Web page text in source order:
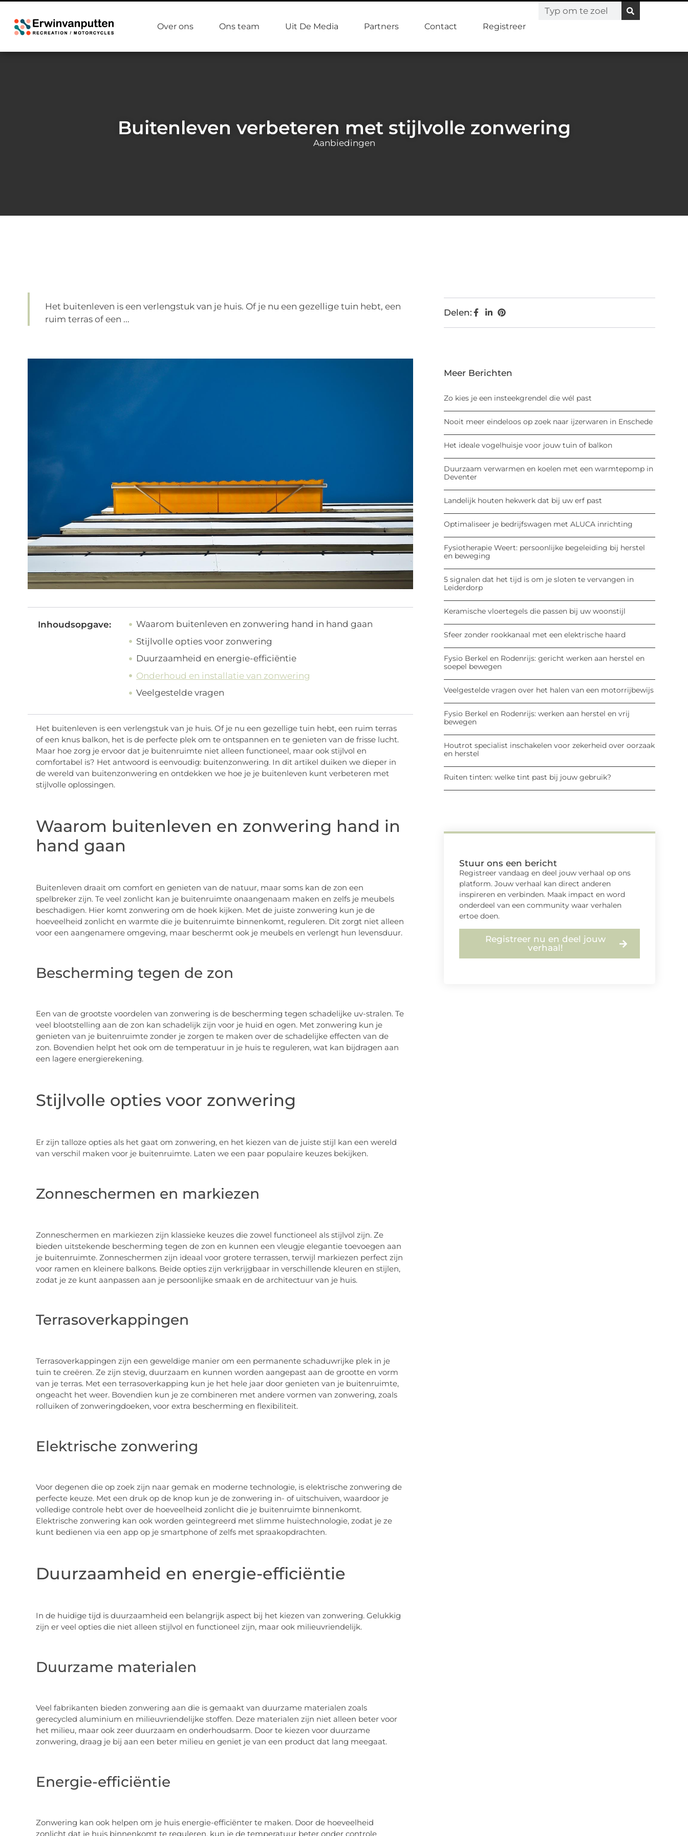
Over ons Ons team Uit De Media Partners Contact Registreer
Buitenleven verbeteren met stijlvolle zonwering
Aanbiedingen
Het buitenleven is een verlengstuk van je huis. Of je nu een gezellige tuin hebt, een
ruim terras of een ...
Inhoudsopgave:
Waarom buitenleven en zonwering hand in hand gaan
Stijlvolle opties voor zonwering
Duurzaamheid en energie-efficiëntie
Onderhoud en installatie van zonwering
Veelgestelde vragen
Het buitenleven is een verlengstuk van je huis. Of je nu een gezellige tuin hebt, een ruim terras
of een knus balkon, het is de perfecte plek om te ontspannen en te genieten van de frisse lucht.
Maar hoe zorg je ervoor dat je buitenruimte niet alleen functioneel, maar ook stijlvol en
comfortabel is? Het antwoord is eenvoudig: buitenzonwering. In dit artikel duiken we dieper in
de wereld van buitenzonwering en ontdekken we hoe je je buitenleven kunt verbeteren met
stijlvolle oplossingen.
Waarom buitenleven en zonwering hand in
hand gaan
Buitenleven draait om comfort en genieten van de natuur, maar soms kan de zon een
spelbreker zijn. Te veel zonlicht kan je buitenruimte onaangenaam maken en zelfs je meubels
beschadigen. Hier komt zonwering om de hoek kijken. Met de juiste zonwering kun je de
hoeveelheid zonlicht en warmte die je buitenruimte binnenkomt, reguleren. Dit zorgt niet alleen
voor een aangenamere omgeving, maar beschermt ook je meubels en verlengt hun levensduur.
Bescherming tegen de zon
Een van de grootste voordelen van zonwering is de bescherming tegen schadelijke uv-stralen. Te
veel blootstelling aan de zon kan schadelijk zijn voor je huid en ogen. Met zonwering kun je
genieten van je buitenruimte zonder je zorgen te maken over de schadelijke effecten van de
zon. Bovendien helpt het ook om de temperatuur in je huis te reguleren, wat kan bijdragen aan
een lagere energierekening.
Stijlvolle opties voor zonwering
Er zijn talloze opties als het gaat om zonwering, en het kiezen van de juiste stijl kan een wereld
van verschil maken voor je buitenruimte. Laten we een paar populaire keuzes bekijken.
Zonneschermen en markiezen
Zonneschermen en markiezen zijn klassieke keuzes die zowel functioneel als stijlvol zijn. Ze
bieden uitstekende bescherming tegen de zon en kunnen een vleugje elegantie toevoegen aan
je buitenruimte. Zonneschermen zijn ideaal voor grotere terrassen, terwijl markiezen perfect zijn
voor ramen en kleinere balkons. Beide opties zijn verkrijgbaar in verschillende kleuren en stijlen,
zodat je ze kunt aanpassen aan je persoonlijke smaak en de architectuur van je huis.
Terrasoverkappingen
Terrasoverkappingen zijn een geweldige manier om een permanente schaduwrijke plek in je
tuin te creëren. Ze zijn stevig, duurzaam en kunnen worden aangepast aan de grootte en vorm
van je terras. Met een terrasoverkapping kun je het hele jaar door genieten van je buitenruimte,
ongeacht het weer. Bovendien kun je ze combineren met andere vormen van zonwering, zoals
rolluiken of zonweringdoeken, voor extra bescherming en flexibiliteit.
Elektrische zonwering
Voor degenen die op zoek zijn naar gemak en moderne technologie, is elektrische zonwering de
perfecte keuze. Met een druk op de knop kun je de zonwering in- of uitschuiven, waardoor je
volledige controle hebt over de hoeveelheid zonlicht die je buitenruimte binnenkomt.
Elektrische zonwering kan ook worden geïntegreerd met slimme huistechnologie, zodat je ze
kunt bedienen via een app op je smartphone of zelfs met spraakopdrachten.
Duurzaamheid en energie-efficiëntie
In de huidige tijd is duurzaamheid een belangrijk aspect bij het kiezen van zonwering. Gelukkig
zijn er veel opties die niet alleen stijlvol en functioneel zijn, maar ook milieuvriendelijk.
Duurzame materialen
Veel fabrikanten bieden zonwering aan die is gemaakt van duurzame materialen zoals
gerecycled aluminium en milieuvriendelijke stoffen. Deze materialen zijn niet alleen beter voor
het milieu, maar ook zeer duurzaam en onderhoudsarm. Door te kiezen voor duurzame
zonwering, draag je bij aan een beter milieu en geniet je van een product dat lang meegaat.
Energie-efficiëntie
Zonwering kan ook helpen om je huis energie-efficiënter te maken. Door de hoeveelheid
zonlicht dat je huis binnenkomt te reguleren, kun je de temperatuur beter onder controle
Delen:
Meer Berichten
Zo kies je een insteekgrendel die wél past
Nooit meer eindeloos op zoek naar ijzerwaren in Enschede
Het ideale vogelhuisje voor jouw tuin of balkon
Duurzaam verwarmen en koelen met een warmtepomp in
Deventer
Landelijk houten hekwerk dat bij uw erf past
Optimaliseer je bedrijfswagen met ALUCA inrichting
Fysiotherapie Weert: persoonlijke begeleiding bij herstel
en beweging
5 signalen dat het tijd is om je sloten te vervangen in
Leiderdorp
Keramische vloertegels die passen bij uw woonstijl
Sfeer zonder rookkanaal met een elektrische haard
Fysio Berkel en Rodenrijs: gericht werken aan herstel en
soepel bewegen
Veelgestelde vragen over het halen van een motorrijbewijs
Fysio Berkel en Rodenrijs: werken aan herstel en vrij
bewegen
Houtrot specialist inschakelen voor zekerheid over oorzaak
en herstel
Ruiten tinten: welke tint past bij jouw gebruik?
Stuur ons een bericht
Registreer vandaag en deel jouw verhaal op ons
platform. Jouw verhaal kan direct anderen
inspireren en verbinden. Maak impact en word
onderdeel van een community waar verhalen
ertoe doen.
Registreer nu en deel jouw
verhaal!